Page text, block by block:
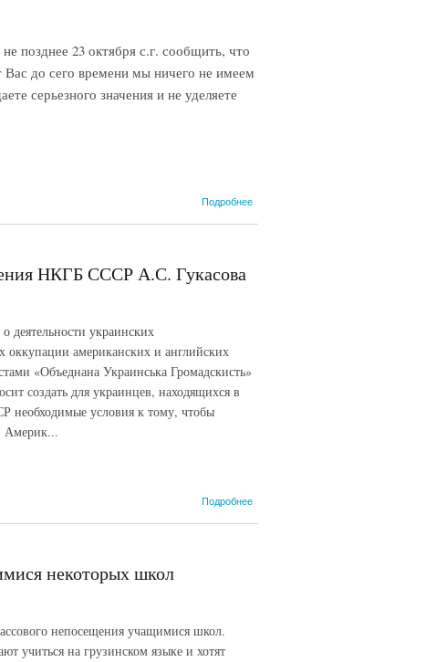
позднее 23 октября с.г. сообщить, что
до сего времени мы ничего не имеем
серьезного значения и не уделяете
Подробнее
Гудаутского
НКГБ СССР А.С. Гукасова
украинских
оккупации американских и английских
«Объеднана Украинська Громадскисть»
создать для украинцев, находящихся в
необходимые условия к тому, чтобы
Америк...
Подробнее
некоторых школ
непосещения учащимися школ.
учиться на грузинском языке и хотят